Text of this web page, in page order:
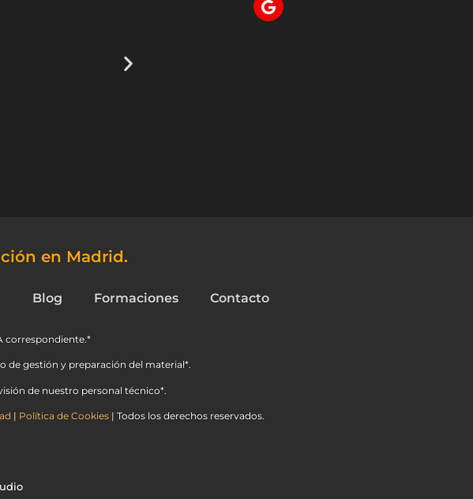
en Madrid.
Blog Formaciones Contacto
correspondiente.*
de gestión y preparación del material*.
de nuestro personal técnico*.
| Política de Cookies| Todos los derechos reservados.